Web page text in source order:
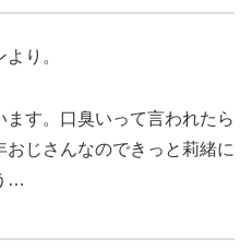
り。
す。口臭いって言われたら
じさんなのできっと莉緒に
…